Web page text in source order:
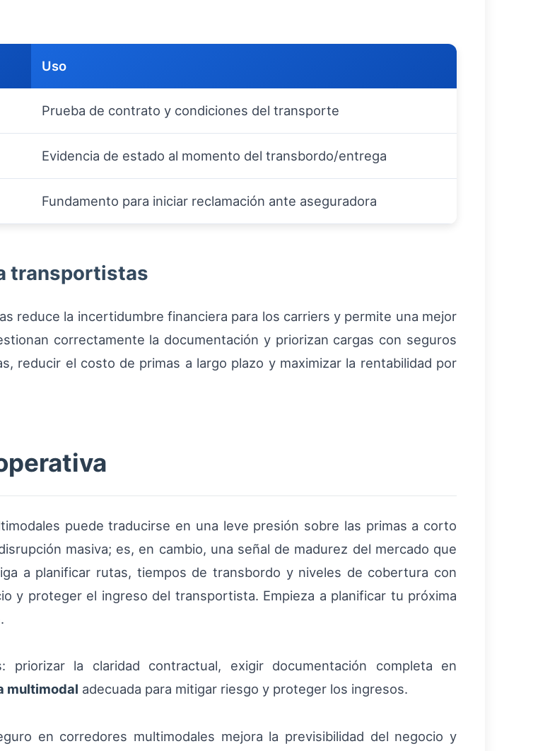
Uso
Prueba de contrato y condiciones del transporte
Evidencia de estado al momento del transbordo/entrega
Fundamento para iniciar reclamación ante aseguradora
transportistas
reduce la incertidumbre financiera para los carriers y permite una mejor
correctamente la documentación y priorizan cargas con seguros
reducir el costo de primas a largo plazo y maximizar la rentabilidad por
puede traducirse en una leve presión sobre las primas a corto
masiva; es, en cambio, una señal de madurez del mercado que
a planificar rutas, tiempos de transbordo y niveles de cobertura con
y proteger el ingreso del transportista. Empieza a planificar tu próxima
priorizar la claridad contractual, exigir documentación completa en
multimodal adecuada para mitigar riesgo y proteger los ingresos.
en corredores multimodales mejora la previsibilidad del negocio y